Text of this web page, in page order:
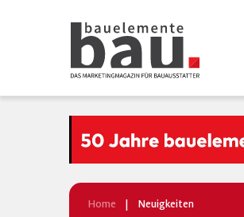
Home Neuigkeiten